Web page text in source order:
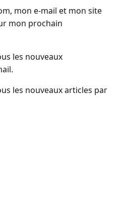
mon e-mail et mon site
mon prochain
les nouveaux
les nouveaux articles par